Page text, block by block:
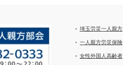
埼玉労災一人親方
一人親方労災保険
女性外国人高齢者